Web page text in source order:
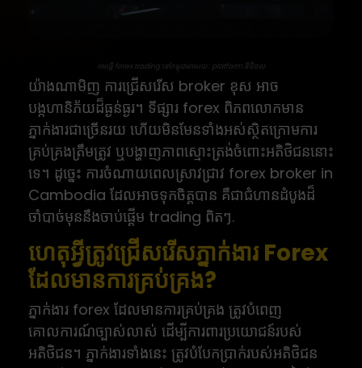
ការធ្វើ forex trading នៅកម្ពុជាតាមរយៈ platform ឌីជីថល
យ៉ាងណាមិញ ការជ្រើសរើស broker ខុស អាច
បង្កហានិភ័យដ៏ធ្ងន់ធ្ងរ។ ទីផ្សារ forex ពិភពលោកមាន
ភ្នាក់ងារជាច្រើនរយ ហើយមិនមែនទាំងអស់ស្ថិតក្រោមការ
គ្រប់គ្រងត្រឹមត្រូវ ឬបង្ហាញភាពស្មោះត្រង់ចំពោះអតិថិជននោះ
ទេ។ ដូច្នេះ ការចំណាយពេលស្រាវជ្រាវ forex broker in
Cambodia ដែលអាចទុកចិត្តបាន គឺជាជំហានដំបូងដ៏
ចាំបាច់មុននឹងចាប់ផ្តើម trading ពិតៗ.
ហេតុអ្វីត្រូវជ្រើសរើសភ្នាក់ងារ Forex
ដែលមានការគ្រប់គ្រង?
ភ្នាក់ងារ forex ដែលមានការគ្រប់គ្រង ត្រូវបំពេញ
គោលការណ៍ច្បាស់លាស់ ដើម្បីការពារប្រយោជន៍របស់
អតិថិជន។ ភ្នាក់ងារទាំងនេះ ត្រូវបំបែកប្រាក់របស់អតិថិជន